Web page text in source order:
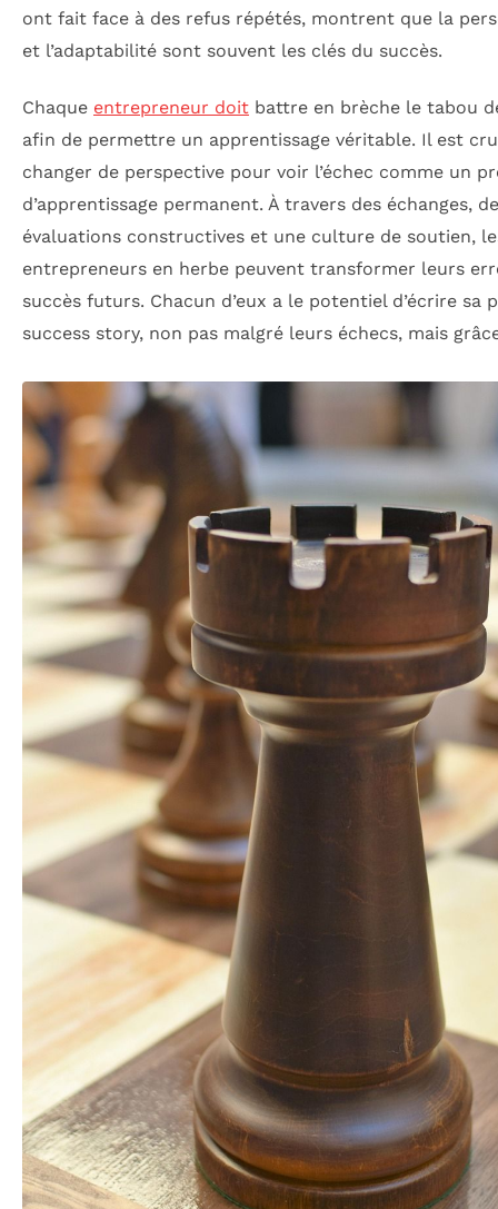
ont fait face à des refus répétés, montrent que la
et l’adaptabilité sont souvent les clés du succès.
Chaque entrepreneur doit battre en brèche le tabou
afin de permettre un apprentissage véritable. Il est
changer de perspective pour voir l’échec comme un
d’apprentissage permanent. À travers des échanges,
évaluations constructives et une culture de soutien,
entrepreneurs en herbe peuvent transformer leurs
succès futurs. Chacun d’eux a le potentiel d’écrire sa
success story, non pas malgré leurs échecs, mais